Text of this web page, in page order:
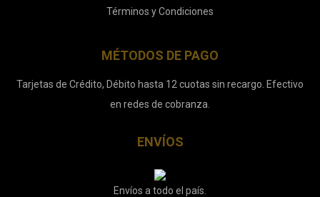
Términos y Condiciones
MÉTODOS DE PAGO
Tarjetas de Crédito, Débito hasta 12 cuotas sin recargo. Efectivo
en redes de cobranza.
ENVÍOS
Envíos a todo el país.